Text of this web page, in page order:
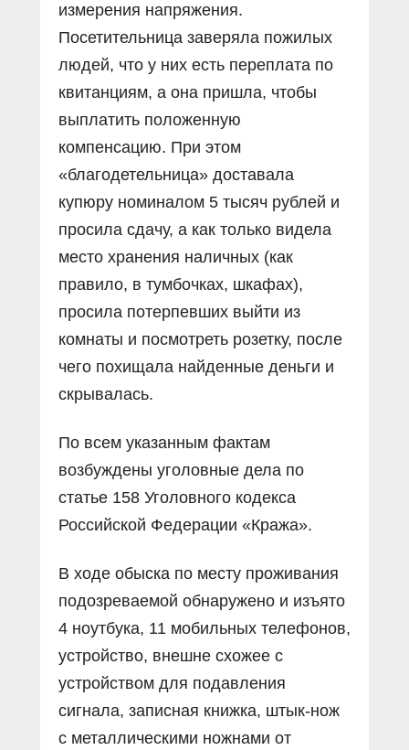
измерения напряжения.
Посетительница заверяла пожилых
людей, что у них есть переплата по
квитанциям, а она пришла, чтобы
выплатить положенную
компенсацию. При этом
«благодетельница» доставала
купюру номиналом 5 тысяч рублей и
просила сдачу, а как только видела
место хранения наличных (как
правило, в тумбочках, шкафах),
просила потерпевших выйти из
комнаты и посмотреть розетку, после
чего похищала найденные деньги и
скрывалась.
По всем указанным фактам
возбуждены уголовные дела по
статье 158 Уголовного кодекса
Российской Федерации «Кража».
В ходе обыска по месту проживания
подозреваемой обнаружено и изъято
4 ноутбука, 11 мобильных телефонов,
устройство, внешне схожее с
устройством для подавления
сигнала, записная книжка, штык-нож
с металлическими ножнами от